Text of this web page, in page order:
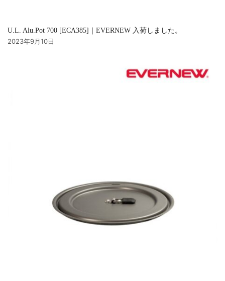
U.L. Alu.Pot 700 [ECA385]｜EVERNEW 入荷しました。
2023年9月10日